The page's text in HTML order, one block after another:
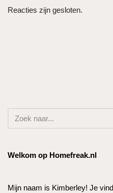
Reacties zijn gesloten.
Welkom op Homefreak.nl
Mijn naam is Kimberley! Je